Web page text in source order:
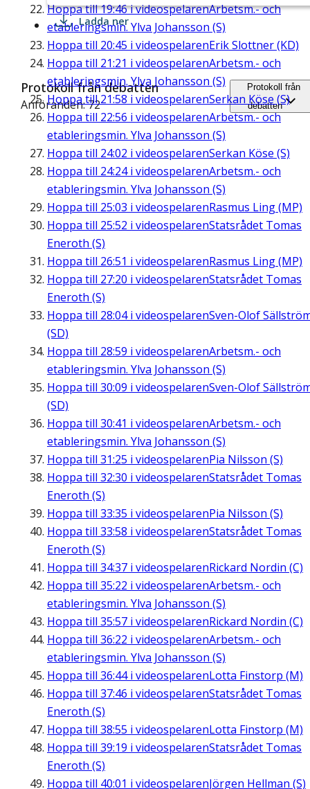
Hoppa till19:46i videospelarenArbetsm.- och
etableringsmin. Ylva Johansson (S)
Hoppa till 20:45 i videospelarenErik Slottner (KD)
Hoppa till 21:21 i videospelarenArbetsm.- och
etableringsmin. Ylva Johansson (S)
Hoppa till21:58 i videospelarenSerkan Köse (S)
Hoppa till 22:56 i videospelarenArbetsm.- och
etableringsmin. Ylva Johansson (S)
Hoppa till 24:02 i videospelarenSerkan Köse (S)
Hoppa till 24:24i videospelarenArbetsm.- och
etableringsmin. Ylva Johansson (S)
Hoppa till 25:03 i videospelarenRasmus Ling (MP)
Hoppa till 25:52 i videospelarenStatsrådet Tomas
Eneroth (S)
Hoppa till 26:51 i videospelarenRasmus Ling (MP)
Hoppa till 27:20 i videospelarenStatsrådet Tomas
Eneroth (S)
Hoppa till 28:04i videospelarenSven-Olof
(SD)
Hoppa till 28:59 i videospelarenArbetsm.- och
etableringsmin. Ylva Johansson (S)
Hoppa till 30:09 i videospelarenSven-Olof
(SD)
Hoppa till 30:41 i videospelarenArbetsm.- och
etableringsmin. Ylva Johansson (S)
Hoppa till 31:25 i videospelarenPia Nilsson (S)
Hoppa till 32:30 i videospelarenStatsrådet Tomas
Eneroth (S)
Hoppa till 33:35 i videospelarenPia Nilsson (S)
Hoppa till 33:58 i videospelarenStatsrådet Tomas
Eneroth (S)
Hoppa till 34:37 i videospelarenRickard Nordin (C)
Hoppa till 35:22 i videospelarenArbetsm.- och
etableringsmin. Ylva Johansson (S)
Hoppa till 35:57 i videospelarenRickard Nordin (C)
Hoppa till 36:22 i videospelarenArbetsm.- och
etableringsmin. Ylva Johansson (S)
Hoppa till 36:44i videospelarenLotta Finstorp (M)
Hoppa till 37:46 i videospelarenStatsrådet Tomas
Eneroth (S)
Hoppa till 38:55 i videospelarenLotta Finstorp (M)
Hoppa till 39:19 i videospelarenStatsrådet Tomas
Eneroth (S)
Hoppa till 40:01 i videospelarenJörgen Hellman (S)
Ladda ner
Protokoll från debatten
Anföranden: 72
Protokoll från
debatten